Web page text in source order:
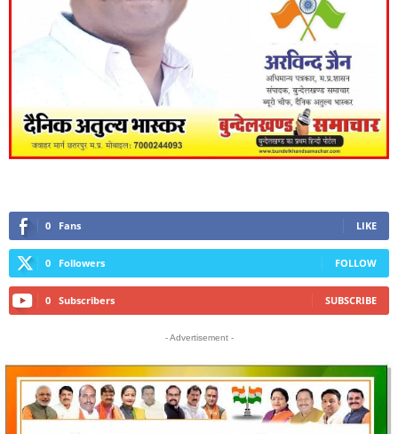
0 Fans LIKE
0 Followers FOLLOW
0 Subscribers SUBSCRIBE
- Advertisement -